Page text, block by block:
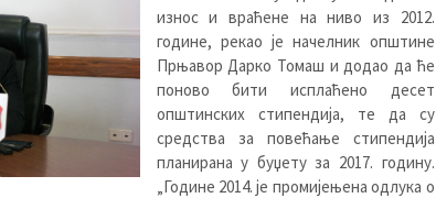
износ и враћене на ниво из 2012.
године, рекао је начелник општине
Прњавор Дарко Томаш и додао да ће
поново бити исплаћено десет
општинских стипендија, те да су
средства за повећање стипендија
планирана у буџету за 2017. годину.
„Године 2014. је промијењена одлука о